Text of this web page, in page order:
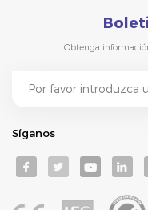
Obtenga
Síganos